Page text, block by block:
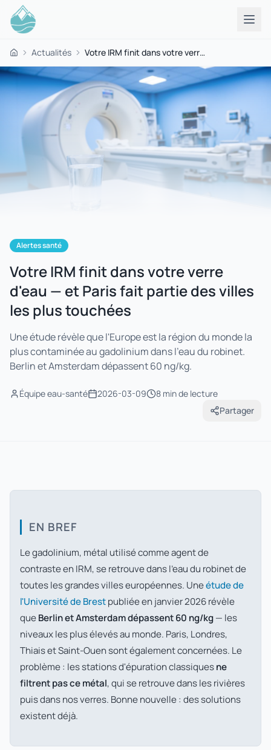
AccueilActualités Votre IRM finit dans votre verre d'eau — et Paris fait partie des villes les plus touchées
Alertes santé
Votre IRM finit dans votre verre
d'eau — et Paris fait partie des villes
les plus touchées
Une étude révèle que l'Europe est la région du monde la
plus contaminée au gadolinium dans l'eau du robinet.
Berlin et Amsterdam dépassent 60 ng/kg.
Équipe eau-santé 2026-03-09 8 minde lecture
Partager
EN BREF
Le gadolinium, métal utilisé comme agent de
contraste en IRM, se retrouve dans l'eau du robinet de
toutes les grandes villes européennes. Uneétude de
l'Université de Brestpubliée en janvier 2026 révèle
queBerlin et Amsterdam dépassent 60 ng/kg— les
niveaux les plus élevés au monde. Paris, Londres,
Thiais et Saint-Ouen sont également concernées. Le
problème : les stations d'épuration classiquesne
filtrent pas ce métal, qui se retrouve dans les rivières
puis dans nos verres. Bonne nouvelle : des solutions
existent déjà.